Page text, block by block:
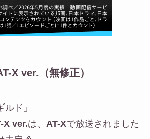
X ver.（無修正）
ド」
Xver.は、 AT-Xで放送されました